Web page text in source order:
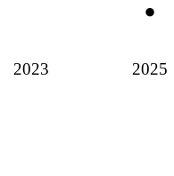
2023 2025